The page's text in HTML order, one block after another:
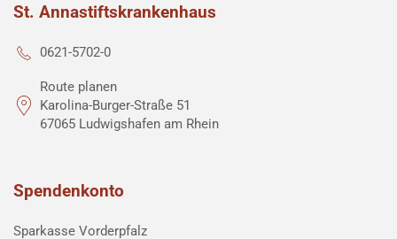
St. Annastiftskrankenhaus
0621-5702-0
Route planen
Karolina-Burger-Straße 51
67065 Ludwigshafen am Rhein
Spendenkonto
Sparkasse Vorderpfalz